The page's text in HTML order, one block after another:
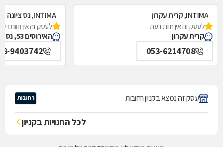
INTIMA, קרית עקרון
לעסק זה אין חוות דעת
קרית עקרון
053-6214708
INTIMA, נס ציונה
לעסק זה אין חוות
האירוסים 53, נס ציונה
9403742
עסק זה נמצא בקניון רחובות רחובות
לכל החנויות בקניון